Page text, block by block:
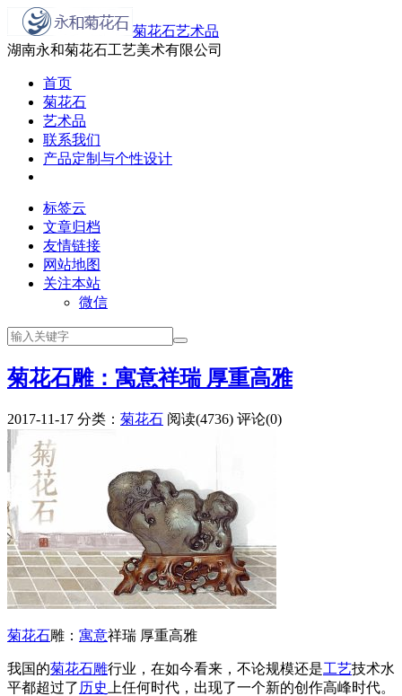
菊花石艺术品
湖南永和菊花石工艺美术有限公司
首页
菊花石
艺术品
联系我们
产品定制与个性设计
标签云
文章归档
友情链接
网站地图
关注本站
微信
菊花石雕：寓意祥瑞 厚重高雅
2017-11-17 分类： 菊花石 阅读(4736) 评论(0)
菊花石雕： 寓意祥瑞 厚重高雅
我国的菊花石雕行业，在如今看来，不论规模还是工艺技术水
平都超过了 历史 上任何时代，出现了一个新的创作高峰时代。